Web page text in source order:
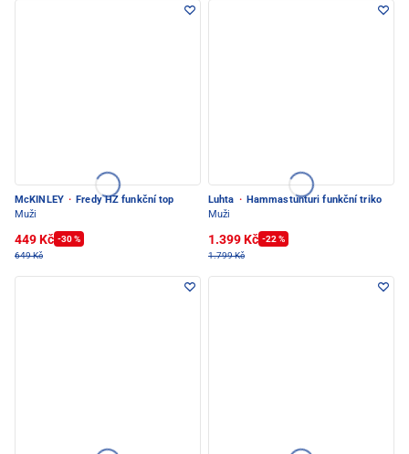
McKINLEY · Fredy HZ funkční top
Muži
449 Kč -30 %
649 Kč
Luhta · Hammastunturi funkční triko
Muži
1.399 Kč -22 %
1.799 Kč